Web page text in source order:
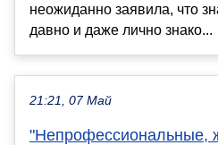
неожиданно заявила, что
давно и даже лично знако...
21:21, 07 Май
"Непрофессиональные,